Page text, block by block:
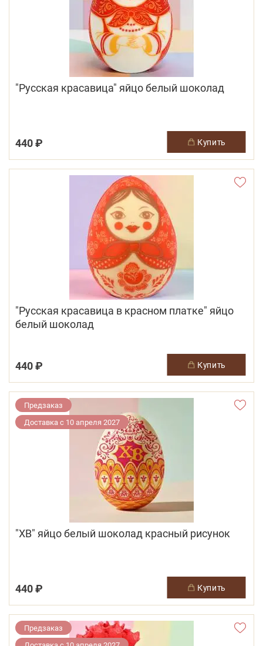
"Русская красавица" яйцо белый шоколад
440 ₽ купить
"Русская красавица в красном платке" яйцо
белый шоколад
440 ₽ купить
Предзаказ
Доставка с 10 апреля 2027
"ХВ" яйцо белый шоколад красный рисунок
440 ₽ купить
Предзаказ